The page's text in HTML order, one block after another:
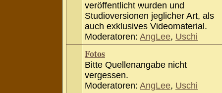
veröffentlicht wurden und
Studioversionen jeglicher Art, als
auch exklusives Videomaterial.
Moderatoren: AngLee, Uschi
Fotos
Bitte Quellenangabe nicht
vergessen.
Moderatoren: AngLee, Uschi